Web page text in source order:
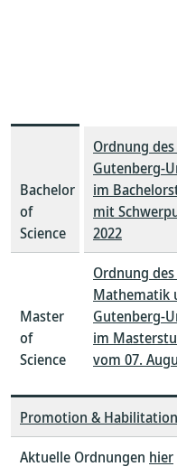
Bachelor
of
Science
Ordnung
Gutenberg-
im
mit
2022
Master
of
Science
Ordnung
Mathematik
Gutenberg-
im
vom 07.
Promotion &
Aktuelle Ordnungen hier